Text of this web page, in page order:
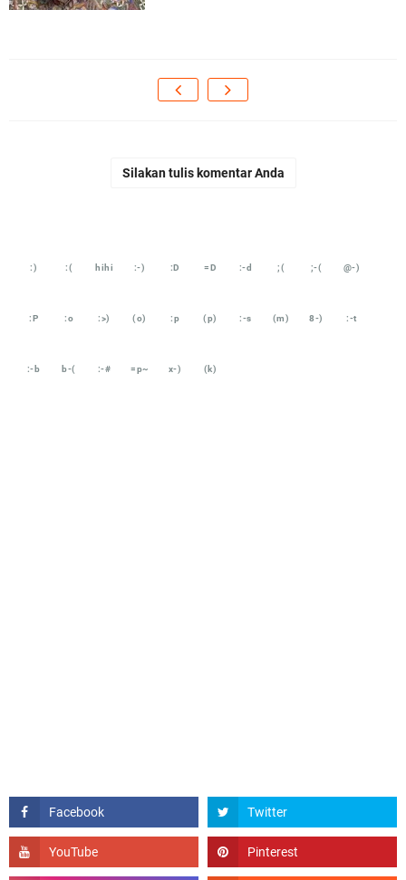
Silakan tulis komentar Anda
:) :( hihi :-) :D =D :-d ;( ;-( @-)
:P :o :>) (o) :p (p) :-s (m) 8-) :-t
:-b b-( :-# =p~ x-) (k)